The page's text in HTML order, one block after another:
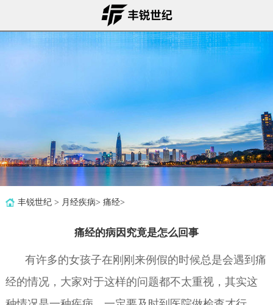
丰锐世纪> 月经疾病> 痛经>
痛经的病因究竟是怎么回事
有许多的女孩子在刚刚来例假的时候总是会遇到痛
经的情况，大家对于这样的问题都不太重视，其实这